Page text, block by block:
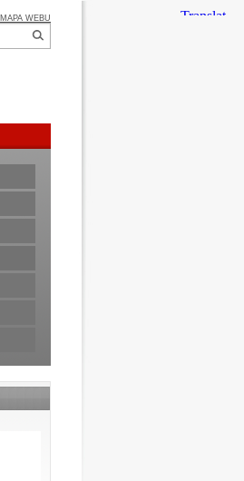
MAPA WEBU